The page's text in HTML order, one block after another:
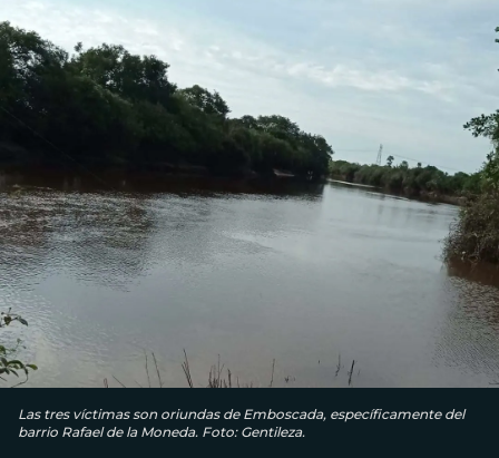
Las tres víctimas son oriundas de Emboscada, específicamente del
barrio Rafael de la Moneda. Foto: Gentileza.